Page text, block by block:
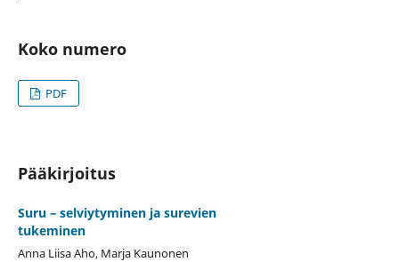
Koko numero
PDF
Pääkirjoitus
Suru – selviytyminen ja surevien
tukeminen
Anna Liisa Aho, Marja Kaunonen